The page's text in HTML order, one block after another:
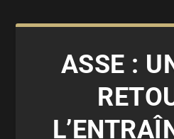
ASSE :